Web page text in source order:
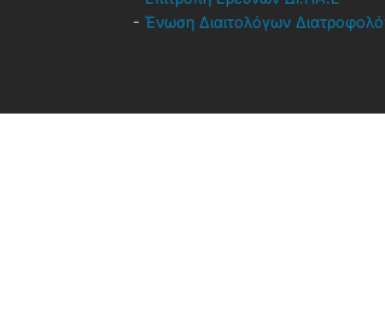
- Ένωση Διαιτολόγων